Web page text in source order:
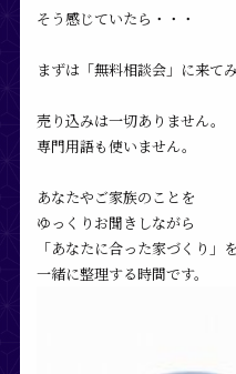
そう感じていたら・・・
まずは「無料相談会」に来て
売り込みは一切ありません。
専門用語も使いません。
あなたやご家族のことを
ゆっくりお聞きしながら
「あなたに合った家づくり」を
一緒に整理する時間です。